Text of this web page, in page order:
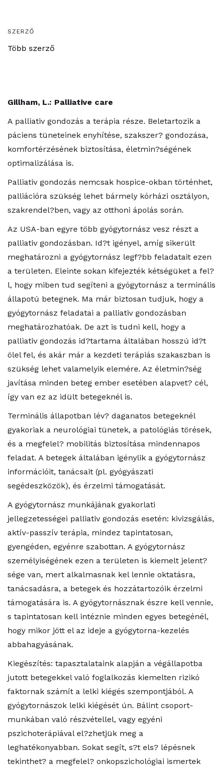
Gillham, L.: Palliative care
A palliativ gondozás a terápia része. Beletartozik a
páciens tüneteinek enyhítése, szakszer? gondozása,
komfortérzésének biztosítása, életmin?ségének
optimalizálása is.
Palliativ gondozás nemcsak hospice-okban történhet,
palliációra szükség lehet bármely kórházi osztályon,
szakrendel?ben, vagy az otthoni ápolás során.
Az USA-ban egyre több gyógytornász vesz részt a
palliativ gondozásban. Id?t igényel, amíg sikerült
meghatározni a gyógytornász legf?bb feladatait ezen
a területen. Eleinte sokan kifejezték kétségüket a fel?
l, hogy miben tud segíteni a gyógytornász a terminális
állapotú betegnek. Ma már biztosan tudjuk, hogy a
gyógytornász feladatai a palliativ gondozásban
meghatározhatóak. De azt is tudni kell, hogy a
palliativ gondozás id?tartama általában hosszú id?t
ölel fel, és akár már a kezdeti terápiás szakaszban is
szükség lehet valamelyik elemére. Az életmin?ség
javítása minden beteg ember esetében alapvet? cél,
így van ez az idült betegeknél is.
Terminális állapotban lév? daganatos betegeknél
gyakoriak a neurológiai tünetek, a patológiás törések,
és a megfelel? mobilitás biztosítása mindennapos
feladat. A betegek általában igénylik a gyógytornász
információit, tanácsait (pl. gyógyászati
segédeszközök), és érzelmi támogatását.
A gyógytornász munkájának gyakorlati
jellegzetességei palliativ gondozás esetén: kivizsgálás,
aktív-passzív terápia, mindez tapintatosan,
gyengéden, egyénre szabottan. A gyógytornász
személyiségének ezen a területen is kiemelt jelent?
sége van, mert alkalmasnak kel lennie oktatásra,
tanácsadásra, a betegek és hozzátartozóik érzelmi
támogatására is. A gyógytornásznak észre kell vennie,
s tapintatosan kell intéznie minden egyes betegénél,
hogy mikor jött el az ideje a gyógytorna-kezelés
abbahagyásának.
Kiegészítés: tapasztalataink alapján a végállapotba
jutott betegekkel való foglalkozás kiemelten rizikó
faktornak számít a lelki kiégés szempontjából. A
gyógytornászok lelki kiégését ún. Bálint csoport-
munkában való részvétellel, vagy egyéni
pszichoterápiával el?zhetjük meg a
leghatékonyabban. Sokat segít, s?t els? lépésnek
tekinthet? a megfelel? onkopszichológiai ismertek
SZERZŐ
Több szerző